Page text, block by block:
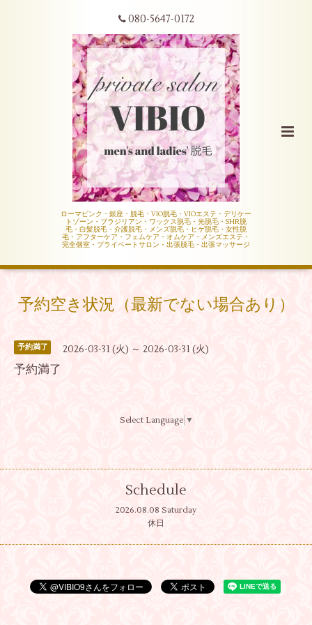
080-5647-0172
ローマピンク・銀座・脱毛・VIO脱毛・VIOエステ・デリケー
トゾーン・ブラジリアン・ワックス脱毛・光脱毛・SHR脱
毛・白髪脱毛・介護脱毛・メンズ脱毛・ヒゲ脱毛・女性脱
毛・アフターケア・フェムケア・オムケア・メンズエステ・
完全個室・プライベートサロン・出張脱毛・出張マッサージ
予約空き状況（最新でない場合あり）
予約満了 2026-03-31 (火) ～ 2026-03-31 (火)
予約満了
Select Language ▼
Schedule
2026.08.08 Saturday
休日